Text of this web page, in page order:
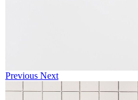
Previous Next